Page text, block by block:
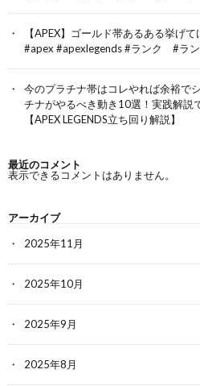
【APEX】ゴールド帯あるある挙げ
#apex #apexlegends #ランク #ラ
今のプラチナ帯はコレやれば余裕で
チナがやるべき動き10選！実践解説
【APEX LEGENDS立ち回り解説】
最近のコメント
表示できるコメントはありません。
アーカイブ
2025年11月
2025年10月
2025年9月
2025年8月